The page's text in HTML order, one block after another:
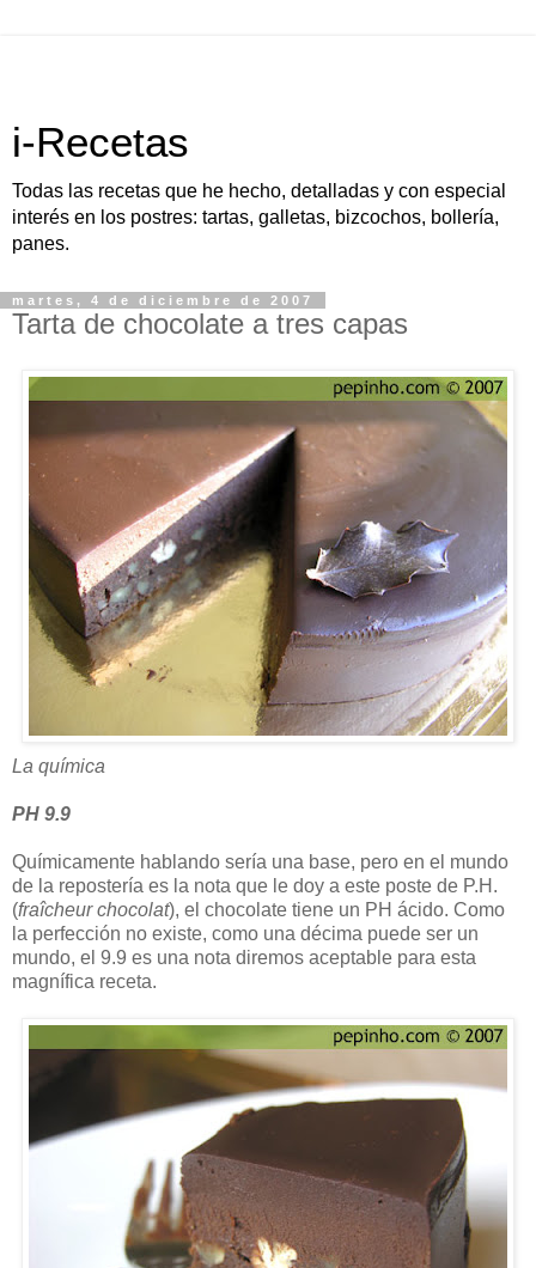
i-Recetas
Todas las recetas que he hecho, detalladas y con especial
interés en los postres: tartas, galletas, bizcochos, bollería,
panes.
martes, 4 de diciembre de 2007
Tarta de chocolate a tres capas
La química
PH 9.9
Químicamente hablando sería una base, pero en el mundo
de la repostería es la nota que le doy a este poste de P.H.
(fraîcheur chocolat), el chocolate tiene un PH ácido. Como
la perfección no existe, como una décima puede ser un
mundo, el 9.9 es una nota diremos aceptable para esta
magnífica receta.